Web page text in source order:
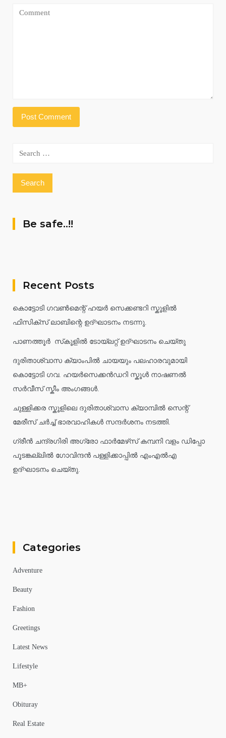
Search
Be safe..!!
Recent Posts
കൊട്ടോടി ഗവൺമെന്റ് ഹയർ സെക്കണ്ടറി സ്കൂളിൽ
ഫിസിക്സ് ലാബിന്റെ ഉദ്ഘാടനം നടന്നു.
പാണത്തൂർ സ്‌കൂളിൽ ടോയ്ലറ്റ് ഉദ്ഘാടനം ചെയ്തു
ദുരിതാശ്വാസ ക്യാംപിൽ ചായയും പലഹാരവുമായി
കൊട്ടോടി ഗവ. ഹയർസെക്കൻഡറി സ്കൂൾ നാഷണൽ
സർവീസ് സ്കീം അംഗങ്ങൾ.
ചുള്ളിക്കര സ്കൂളിലെ ദുരിതാശ്വാസ ക്യാമ്പിൽ സെന്റ്
മേരീസ് ചർച്ച് ഭാരവാഹികൾ സന്ദർശനം നടത്തി.
ഗ്രീൻ ചന്ദ്രഗിരി അഗ്രോ ഫാർമേഴ്‌സ് കമ്പനി വളം ഡിപ്പോ
പൂടങ്കല്ലിൽ ഗോവിന്ദൻ പള്ളിക്കാപ്പിൽ എംഎൽഎ
ഉദ്ഘാടനം ചെയ്തു.
Categories
Adventure
Beauty
Fashion
Greetings
Latest News
Lifestyle
MB+
Obituray
Real Estate